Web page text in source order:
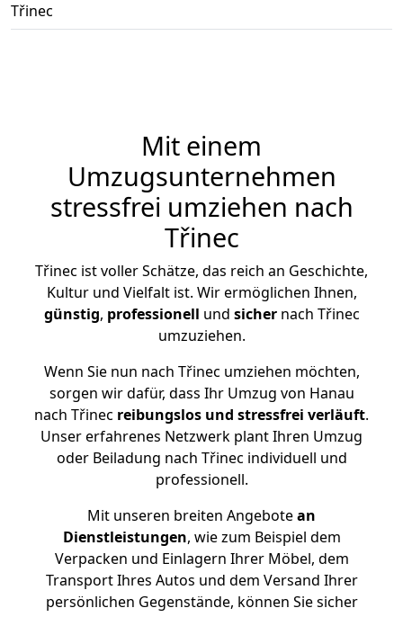
Třinec
Mit einem
Umzugsunternehmen
stressfrei umziehen nach
Třinec
Třinec ist voller Schätze, das reich an Geschichte,
Kultur und Vielfalt ist. Wir ermöglichen Ihnen,
günstig, professionell und sichernach Třinec
umzuziehen.
Wenn Sie nun nach Třinec umziehen möchten,
sorgen wir dafür, dass Ihr Umzug von Hanau
nach Třinec reibungslos und stressfrei verläuft.
Unser erfahrenes Netzwerk plant Ihren Umzug
oder Beiladung nach Třinec individuell und
professionell.
Mit unseren breiten Angebotean
Dienstleistungen, wie zum Beispiel dem
Verpacken und Einlagern Ihrer Möbel, dem
Transport Ihres Autos und dem Versand Ihrer
persönlichen Gegenstände, können Sie sicher